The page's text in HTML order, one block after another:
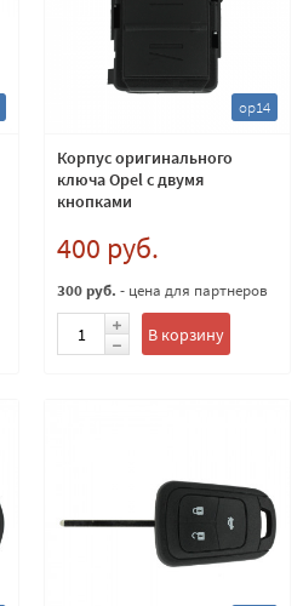
op14
Корпус оригинального
ключа Opel с двумя
кнопками
400 руб.
300 руб. - цена для партнеров
В корзину